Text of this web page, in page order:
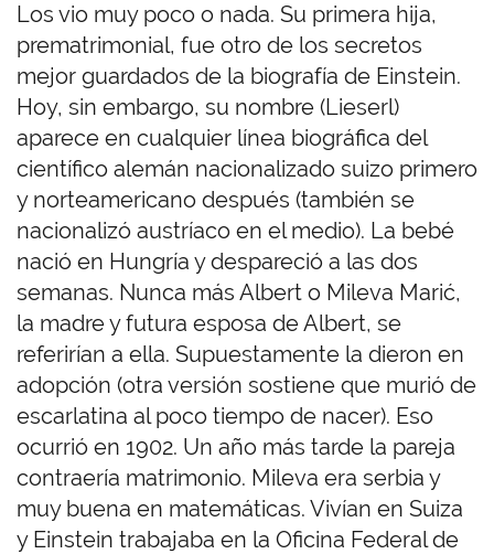
Los vio muy poco o nada. Su primera hija,
prematrimonial, fue otro de los secretos
mejor guardados de la biografía de Einstein.
Hoy, sin embargo, su nombre (Lieserl)
aparece en cualquier línea biográfica del
científico alemán nacionalizado suizo primero
y norteamericano después (también se
nacionalizó austríaco en el medio). La bebé
nació en Hungría y despareció a las dos
semanas. Nunca más Albert o Mileva Marić,
la madre y futura esposa de Albert, se
referirían a ella. Supuestamente la dieron en
adopción (otra versión sostiene que murió de
escarlatina al poco tiempo de nacer). Eso
ocurrió en 1902. Un año más tarde la pareja
contraería matrimonio. Mileva era serbia y
muy buena en matemáticas. Vivían en Suiza
y Einstein trabajaba en la Oficina Federal de